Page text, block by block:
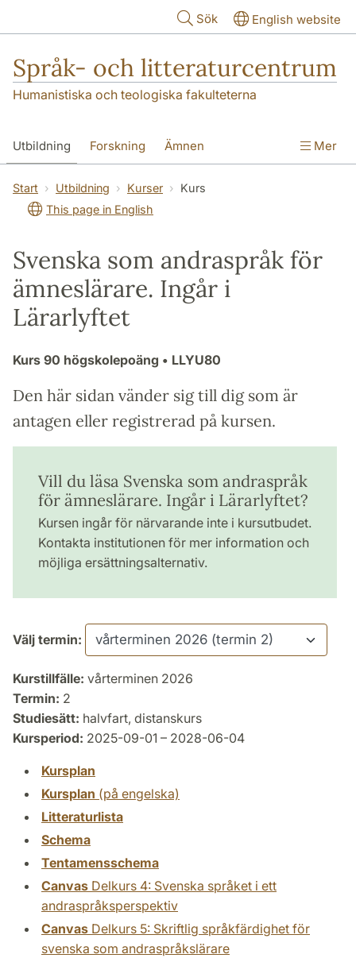
Sök English website
Språk- och litteraturcentrum
Humanistiska och teologiska fakulteterna
Utbildning Forskning Ämnen
SOL-husen Kontakt Institutionen
översättning till svenska
Mer
Start Utbildning Kurser
Kurs
This page in English
Svenska som andraspråk för
ämneslärare. Ingår i
Lärarlyftet
Kurs 90 högskolepoäng • LLYU80
Den här sidan vänder sig till dig som är
antagen eller registrerad på kursen.
Vill du läsa Svenska som andraspråk
för ämneslärare. Ingår i Lärarlyftet?
Kursen ingår för närvarande inte i kursutbudet.
Kontakta institutionen för mer information och
möjliga ersättningsalternativ.
Välj termin:
Kurstillfälle: vårterminen 2026
Termin: 2
Studiesätt: halvfart, distanskurs
Kursperiod: 2025-09-01 – 2028-06-04
Kursplan
Kursplan (på engelska)
Litteraturlista
Schema
Tentamensschema
Canvas Delkurs 4: Svenska språket i ett
andraspråksperspektiv
Canvas Delkurs 5: Skriftlig språkfärdighet för
svenska som andraspråkslärare